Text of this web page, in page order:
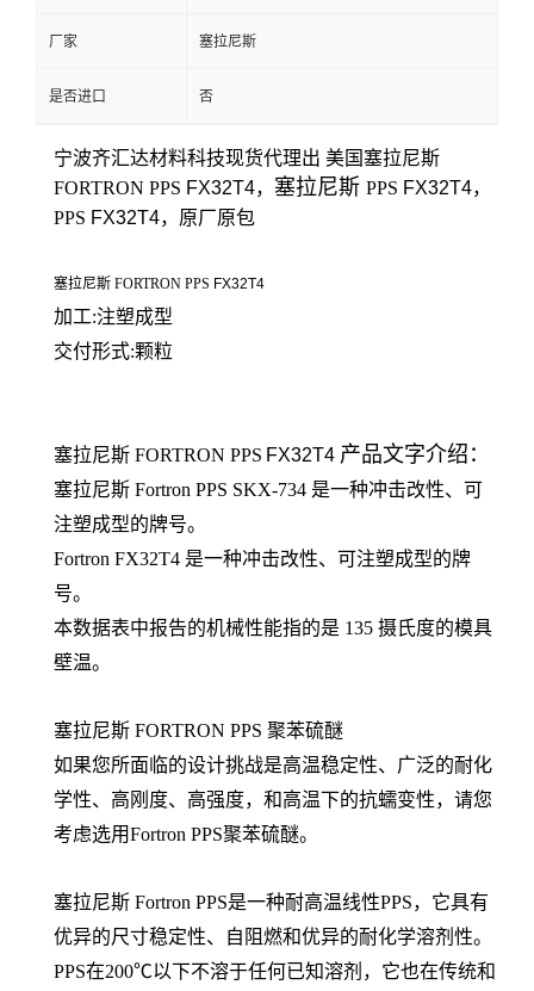
厂家 塞拉尼斯
是否进口 否
宁波齐汇达材料科技现货代理出 美国 塞拉尼斯
FORTRON PPS FX32T4， 塞拉尼斯 PPS FX32T4，
PPS FX32T4，原厂原包
塞拉尼斯 FORTRON PPS FX32T4
加工:注塑成型
交付形式:颗粒
塞拉尼斯 FORTRON PPS FX32T4 产品文字介绍：
塞拉尼斯 Fortron PPS SKX-734 是一种冲击改性、可
注塑成型的牌号。
Fortron FX32T4 是一种冲击改性、可注塑成型的牌
号。
本数据表中报告的机械性能指的是 135 摄氏度的模具
壁温。
塞拉尼斯 FORTRON PPS 聚苯硫醚
如果您所面临的设计挑战是高温稳定性、广泛的耐化
学性、高刚度、高强度，和高温下的抗蠕变性，请您
考虑选用Fortron PPS聚苯硫醚。
塞拉尼斯 Fortron PPS是一种耐高温线性PPS，它具有
优异的尺寸稳定性、自阻燃和优异的耐化学溶剂性。
PPS在200℃以下不溶于任何已知溶剂，它也在传统和